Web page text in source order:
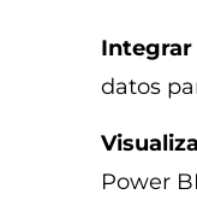
datos
Power